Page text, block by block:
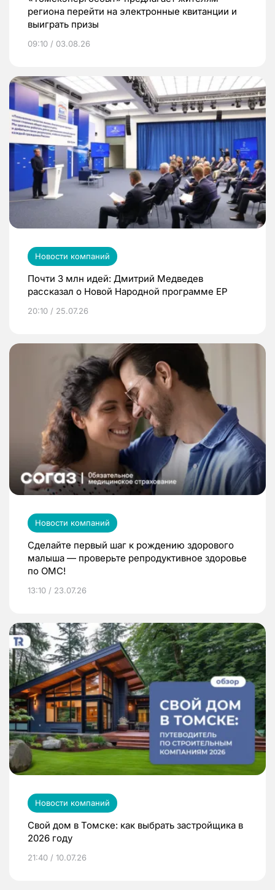
региона перейти на электронные квитанции и
выиграть призы
09:10 / 03.08.26
Новости компаний
Почти 3 млн идей: Дмитрий Медведев
рассказал о Новой Народной программе ЕР
20:10 / 25.07.26
Новости компаний
Сделайте первый шаг к рождению здорового
малыша — проверьте репродуктивное здоровье
по ОМС!
13:10 / 23.07.26
Новости компаний
Свой дом в Томске: как выбрать застройщика в
2026 году
21:40 / 10.07.26